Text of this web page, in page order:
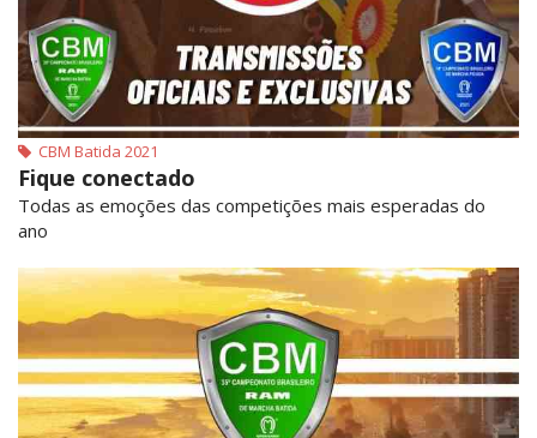
CBM Batida 2021
Fique conectado
Todas as emoções das competições mais esperadas do
ano